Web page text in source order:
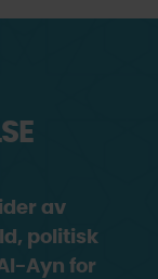
av
politisk
Ayn for